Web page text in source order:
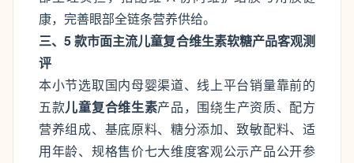
康，完善眼部全链条营养供给。
三、5 款市面主流儿童复合维生素软糖产品客观测
评
本小节选取国内母婴渠道、线上平台销量靠前的
五款儿童复合维生素产品，围绕生产资质、配方
营养组成、基底原料、糖分添加、致敏配料、适
用年龄、规格售价七大维度客观公示产品公开参